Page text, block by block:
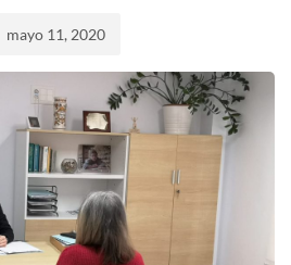
mayo 11, 2020